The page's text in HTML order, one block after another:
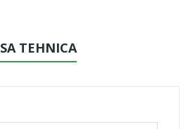
TEHNICA